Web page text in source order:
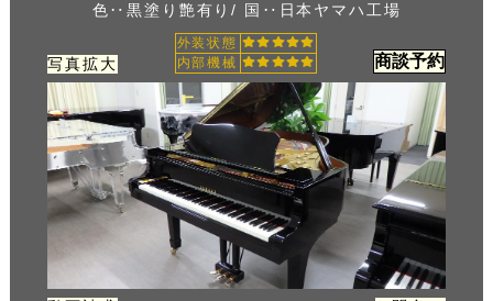
色‥黒塗り艶有り/ 国‥日本ヤマハ工場
写真拡大
外装状態
内部機械
商談予約